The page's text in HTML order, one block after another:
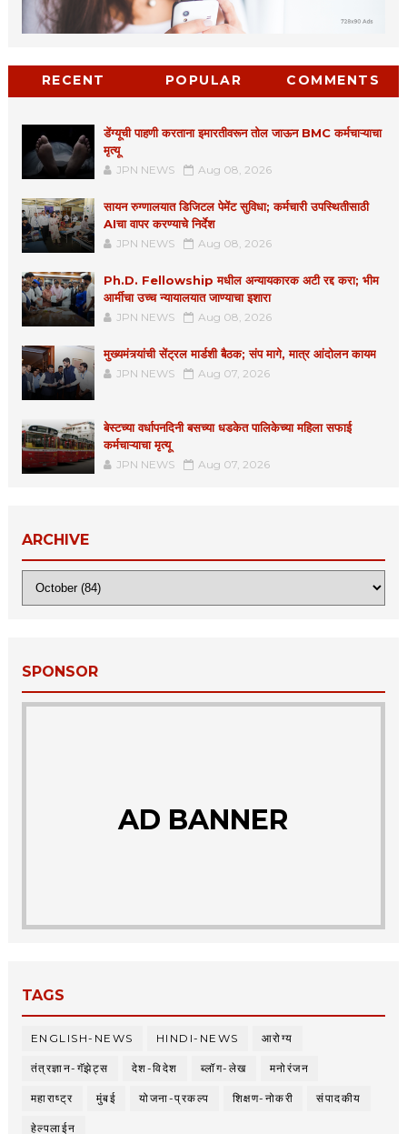
RECENT POPULAR COMMENTS
डेंग्यूची पाहणी करताना इमारतीवरून तोल जाऊन BMC कर्मचाऱ्याचा
मृत्यू
JPN NEWS Aug 08, 2026
सायन रुग्णालयात डिजिटल पेमेंट सुविधा; कर्मचारी उपस्थितीसाठी
AIचा वापर करण्याचे निर्देश
JPN NEWS Aug 08, 2026
Ph.D. Fellowship मधील अन्यायकारक अटी रद्द करा; भीम
आर्मीचा उच्च न्यायालयात जाण्याचा इशारा
JPN NEWS Aug 08, 2026
मुख्यमंत्र्यांची सेंट्रल मार्डशी बैठक; संप मागे, मात्र आंदोलन कायम
JPN NEWS Aug 07, 2026
बेस्टच्या वर्धापनदिनी बसच्या धडकेत पालिकेच्या महिला सफाई
कर्मचाऱ्याचा मृत्यू
JPN NEWS Aug 07, 2026
ARCHIVE
SPONSOR
AD BANNER
TAGS
ENGLISH-NEWS HINDI-NEWS आरोग्य
तंत्रज्ञान-गॅझेट्स देश-विदेश ब्लॉग-लेख मनोरंजन
महाराष्ट्र मुंबई योजना-प्रकल्प शिक्षण-नोकरी संपादकीय
हेल्पलाईन